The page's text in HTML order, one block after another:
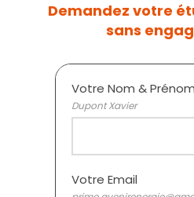
Demandez votre
sans
Votre Nom & Prénom
Dupont Xavier
Votre Email